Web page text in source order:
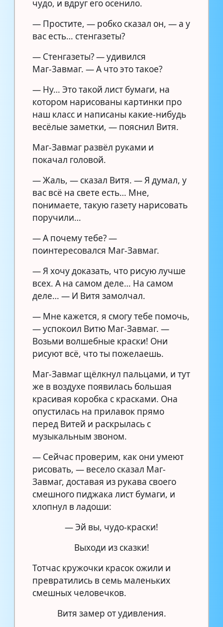
чудо, и вдруг его осенило.
— Простите, — робко сказал он, — а у
вас есть… стенгазеты?
— Стенгазеты? — удивился
Маг-3авмаг. — А что это такое?
— Ну… Это такой лист бумаги, на
котором нарисованы картинки про
наш класс и написаны какие-нибудь
весёлые заметки, — пояснил Витя.
Маг-Завмаг развёл руками и
покачал головой.
— Жаль, — сказал Витя. — Я думал, у
вас всё на свете есть… Мне,
понимаете, такую газету нарисовать
поручили…
— А почему тебе? —
поинтересовался Маг-Завмаг.
— Я хочу доказать, что рисую лучше
всех. А на самом деле… На самом
деле… — И Витя замолчал.
— Мне кажется, я смогу тебе помочь,
— успокоил Витю Маг-Завмаг. —
Возьми волшебные краски! Они
рисуют всё, что ты пожелаешь.
Маг-Завмаг щёлкнул пальцами, и тут
же в воздухе появилась большая
красивая коробка с красками. Она
опустилась на прилавок прямо
перед Витей и раскрылась с
музыкальным звоном.
— Сейчас проверим, как они умеют
рисовать, — весело сказал Маг-
Завмаг, доставая из рукава своего
смешного пиджака лист бумаги, и
хлопнул в ладоши:
— Эй вы, чудо-краски!
Выходи из сказки!
Тотчас кружочки красок ожили и
превратились в семь маленьких
смешных человечков.
Витя замер от удивления.